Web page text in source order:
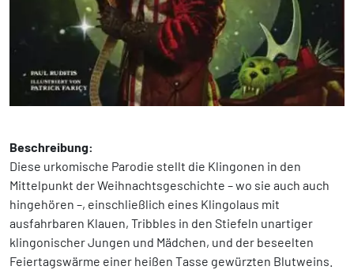
Beschreibung:
Diese urkomische Parodie stellt die Klingonen in den
Mittelpunkt der Weihnachtsgeschichte – wo sie auch auch
hingehören –, einschließlich eines Klingolaus mit
ausfahrbaren Klauen, Tribbles in den Stiefeln unartiger
klingonischer Jungen und Mädchen, und der beseelten
Feiertagswärme einer heißen Tasse gewürzten Blutweins.